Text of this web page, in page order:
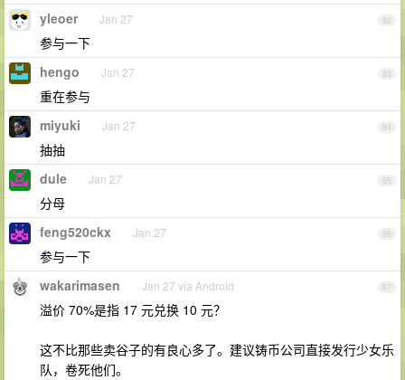
82
yleoer Jan 27
参与一下
83
hengo Jan 27
重在参与
84
miyuki Jan 27
抽抽
85
dule Jan 27
分母
86
feng520ckx Jan 27
参与一下
87
wakarimasen Jan 27 via Android
溢价 70%是指 17 元兑换 10 元？
这不比那些卖谷子的有良心多了。建议铸币公司直接发行少女乐
队，卷死他们。